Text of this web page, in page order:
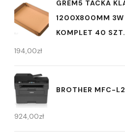
GREM5 TACKA
1200X800MM
KOMPLET 40 SZT.
194,00zł
BROTHER MFC-
924,00zł